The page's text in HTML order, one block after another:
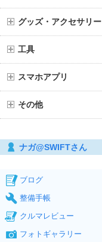
グッズ・アクセサリー
工具
スマホアプリ
その他
ナガ@SWIFTさん
ブログ
整備手帳
クルマレビュー
フォトギャラリー